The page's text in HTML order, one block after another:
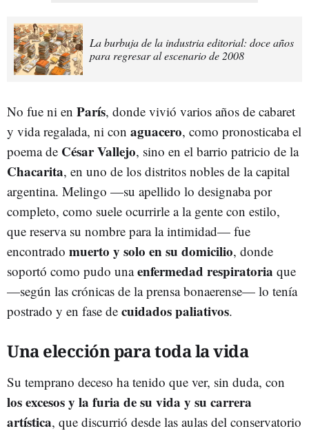
La burbuja de la industria editorial: doce años
para regresar al escenario de 2008
No fue ni en París, donde vivió varios años de cabaret
y vida regalada, ni con aguacero, como pronosticaba el
poema de César Vallejo, sino en el barrio patricio de la
Chacarita, en uno de los distritos nobles de la capital
argentina. Melingo —su apellido lo designaba por
completo, como suele ocurrirle a la gente con estilo,
que reserva su nombre para la intimidad— fue
encontrado muerto y solo en su domicilio, donde
soportó como pudo unaenfermedad respiratoria que
—según las crónicas de la prensa bonaerense— lo tenía
postrado y en fase de cuidados paliativos.
Una elección para toda la vida
Su temprano deceso ha tenido que ver, sin duda, con
los excesos y la furia de su vida y su carrera
artística, que discurrió desde las aulas del conservatorio